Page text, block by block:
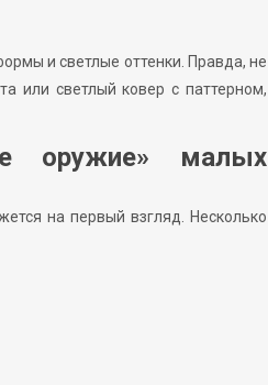
и светлые оттенки. Правда, не
или светлый ковер с паттерном,
оружие» малых
на первый взгляд. Несколько